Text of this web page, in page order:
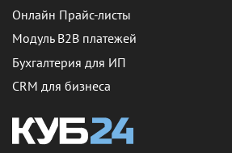
Онлайн Прайс-листы
Модуль B2B платежей
Бухгалтерия для ИП
CRM для бизнеса